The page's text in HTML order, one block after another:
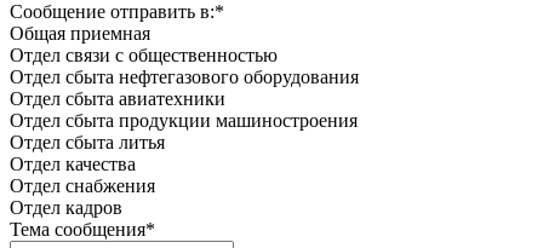
Сообщение отправить в:*
Общая приемная
Отдел связи с общественностью
Oтдел сбыта нефтегазового оборудования
Отдел сбыта авиатехники
Отдел сбыта продукции машиностроения
Отдел сбыта литья
Отдел качества
Oтдел снабжения
Отдел кадров
Тема сообщения*